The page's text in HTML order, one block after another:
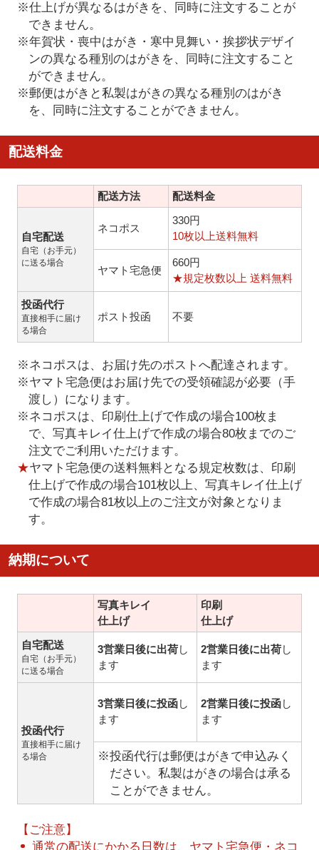
※仕上げが異なるはがきを、同時に注文することが
できません。
※年賀状・喪中はがき・寒中見舞い・挨拶状デザイ
ンの異なる種別のはがきを、同時に注文すること
ができません。
※郵便はがきと私製はがきの異なる種別のはがき
を、同時に注文することができません。
配送料金
配送方法 配送料金
自宅配送
自宅（お手元）
に送る場合
ネコポス
330円
10枚以上送料無料
ヤマト宅急便
660円
★規定枚数以上 送料無料
投函代行
直接相手に届け
る場合
ポスト投函 不要
※ネコポスは、お届け先のポストへ配達されます。
※ヤマト宅急便はお届け先での受領確認が必要（手
渡し）になります。
※ネコポスは、印刷仕上げで作成の場合100枚ま
で、写真キレイ仕上げで作成の場合80枚までのご
注文でご利用いただけます。
★ヤマト宅急便の送料無料となる規定枚数は、印刷
仕上げで作成の場合101枚以上、写真キレイ仕上げ
で作成の場合81枚以上のご注文が対象となりま
す。
納期について
写真キレイ
仕上げ
印刷
仕上げ
自宅配送
自宅（お手元）
に送る場合
3営業日後に出荷し
ます
2営業日後に出荷し
ます
投函代行
直接相手に届け
る場合
3営業日後に投函し
ます
2営業日後に投函し
ます
※投函代行は郵便はがきで申込みく
ださい。私製はがきの場合は承る
ことができません。
【ご注意】
通常の配送にかかる日数は、ヤマト宅急便・ネコ